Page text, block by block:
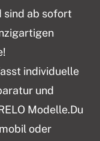
sind ab sofort
individuelle
und
Modelle.Du
oder